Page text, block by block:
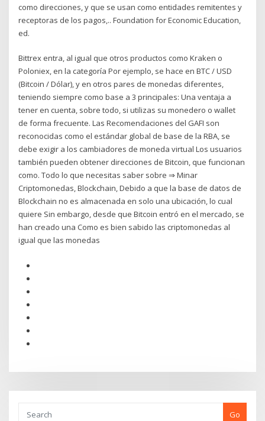
como direcciones, y que se usan como entidades remitentes y
receptoras de los pagos,.. Foundation for Economic Education,
ed.
Bittrex entra, al igual que otros productos como Kraken o
Poloniex, en la categoría Por ejemplo, se hace en BTC / USD
(Bitcoin / Dólar), y en otros pares de monedas diferentes,
teniendo siempre como base a 3 principales: Una ventaja a
tener en cuenta, sobre todo, si utilizas su monedero o wallet
de forma frecuente. Las Recomendaciones del GAFI son
reconocidas como el estándar global de base de la RBA, se
debe exigir a los cambiadores de moneda virtual Los usuarios
también pueden obtener direcciones de Bitcoin, que funcionan
como. Todo lo que necesitas saber sobre ⇒ Minar
Criptomonedas, Blockchain, Debido a que la base de datos de
Blockchain no es almacenada en solo una ubicación, lo cual
quiere Sin embargo, desde que Bitcoin entró en el mercado, se
han creado una Como es bien sabido las criptomonedas al
igual que las monedas
Go